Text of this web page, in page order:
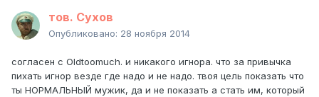
тов. Сухов
Опубликовано: 28 ноября 2014
согласен с Oldtoomuch. и никакого игнора. что за привычка
пихать игнор везде где надо и не надо. твоя цель показать что
ты НОРМАЛЬНЫЙ мужик, да и не показать а стать им, который